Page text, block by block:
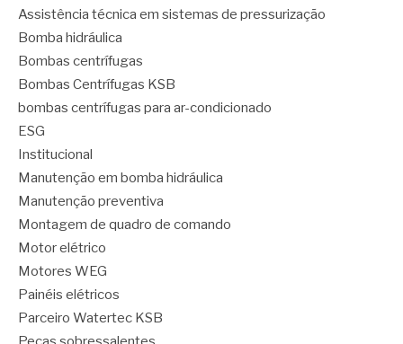
Assistência técnica em sistemas de pressurização
Bomba hidráulica
Bombas centrífugas
Bombas Centrífugas KSB
bombas centrífugas para ar-condicionado
ESG
Institucional
Manutenção em bomba hidráulica
Manutenção preventiva
Montagem de quadro de comando
Motor elétrico
Motores WEG
Painéis elétricos
Parceiro Watertec KSB